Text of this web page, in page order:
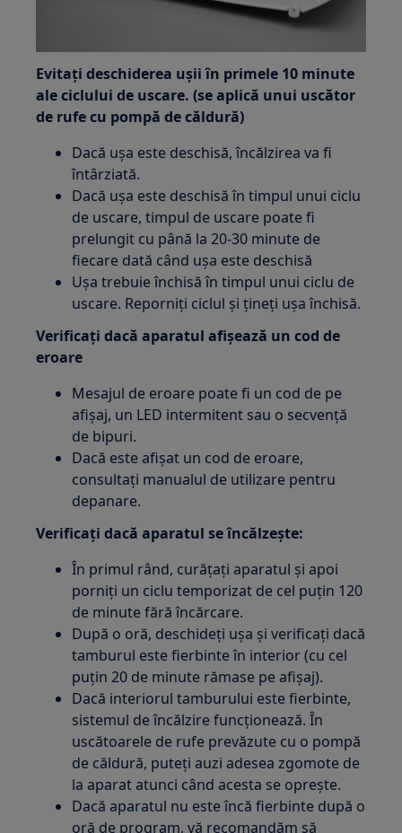
Evitați deschiderea ușii în primele 10 minute
ale ciclului de uscare. (se aplică unui uscător
de rufe cu pompă de căldură)
Dacă ușa este deschisă, încălzirea va fi
întârziată.
Dacă ușa este deschisă în timpul unui ciclu
de uscare, timpul de uscare poate fi
prelungit cu până la 20-30 minute de
fiecare dată când ușa este deschisă
Ușa trebuie închisă în timpul unui ciclu de
uscare. Reporniți ciclul și țineți ușa închisă.
Verificați dacă aparatul afișează un cod de
eroare
Mesajul de eroare poate fi un cod de pe
afișaj, un LED intermitent sau o secvență
de bipuri.
Dacă este afișat un cod de eroare,
consultați manualul de utilizare pentru
depanare.
Verificați dacă aparatul se încălzește:
În primul rând, curățați aparatul și apoi
porniți un ciclu temporizat de cel puțin 120
de minute fără încărcare.
După o oră, deschideți ușa și verificați dacă
tamburul este fierbinte în interior (cu cel
puțin 20 de minute rămase pe afișaj).
Dacă interiorul tamburului este fierbinte,
sistemul de încălzire funcționează. În
uscătoarele de rufe prevăzute cu o pompă
de căldură, puteți auzi adesea zgomote de
la aparat atunci când acesta se oprește.
Dacă aparatul nu este încă fierbinte după o
oră de program, vă recomandăm să